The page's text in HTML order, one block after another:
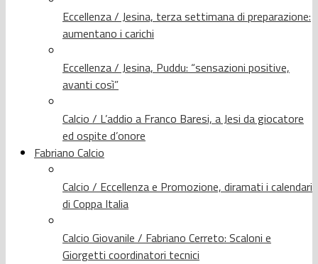
Eccellenza / Jesina, terza settimana di preparazione:
aumentano i carichi
Eccellenza / Jesina, Puddu: “sensazioni positive,
avanti così”
Calcio / L’addio a Franco Baresi, a Jesi da giocatore
ed ospite d’onore
Fabriano Calcio
Calcio / Eccellenza e Promozione, diramati i calendari
di Coppa Italia
Calcio Giovanile / Fabriano Cerreto: Scaloni e
Giorgetti coordinatori tecnici